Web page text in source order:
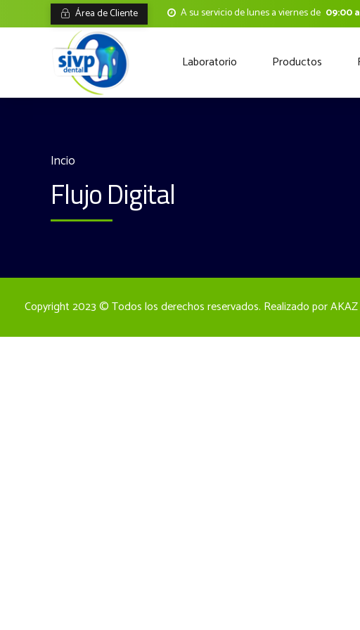
Área de Cliente A su servicio de lunes a viernes de 09:00
Laboratorio Productos
Incio
Flujo Digital
Copyright 2023 © Todos los derechos reservados. Realizado por